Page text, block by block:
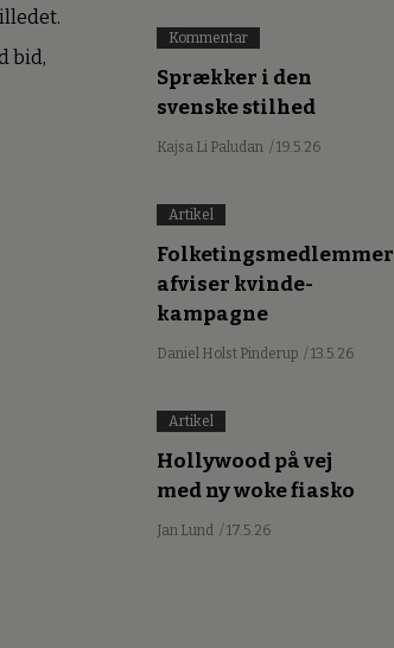
bid,
Kommentar
Sprækker i den
svenske stilhed
Kajsa Li Paludan / 19.5.26
Artikel
Folketingsmedlemmer
afviser kvinde-
kampagne
Daniel Holst Pinderup / 13.5.26
Artikel
Hollywood på vej
med ny woke fiasko
Jan Lund / 17.5.26